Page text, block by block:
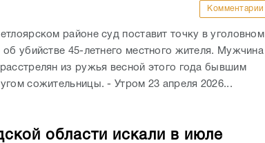
Комментарии
районе суд поставит точку в уголовном
об убийстве 45-летнего местного жителя. Мужчина
из ружья весной этого года бывшим
сожительницы. - Утром 23 апреля 2026...
области искали в июле